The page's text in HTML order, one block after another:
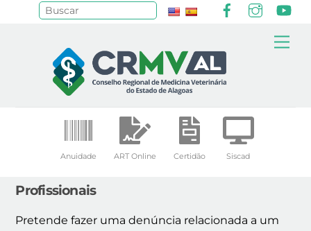
Anuidade ART Online Certidão Siscad
Profissionais
Pretende fazer uma denúncia relacionada a um